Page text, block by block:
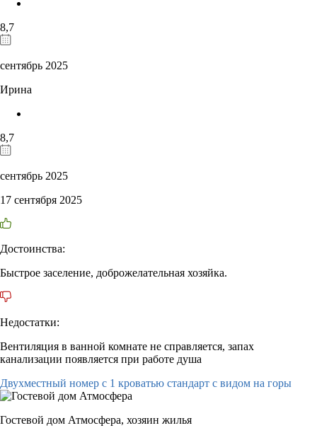
8,7
сентябрь 2025
Ирина
8,7
сентябрь 2025
17 сентября 2025
Достоинства:
Быстрое заселение, доброжелательная хозяйка.
Недостатки:
Вентиляция в ванной комнате не справляется, запах
канализации появляется при работе душа
Двухместный номер с 1 кроватью стандарт с видом на горы
Гостевой дом Атмосфера, хозяин жилья